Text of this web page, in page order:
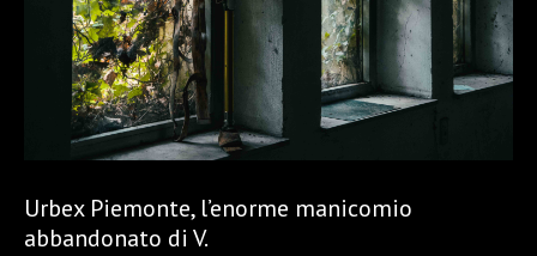
Urbex Piemonte, l’enorme manicomio
abbandonato di V.